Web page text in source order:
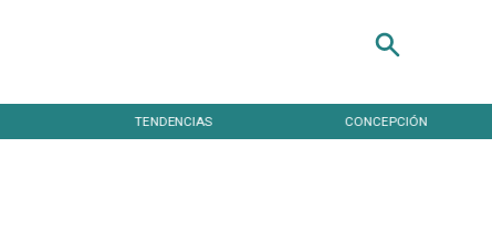
TENDENCIAS CONCEPCIÓN